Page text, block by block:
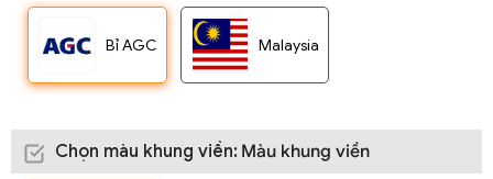
Bỉ AGC Malaysia
Chọn màu khung viền: Màu khung viền